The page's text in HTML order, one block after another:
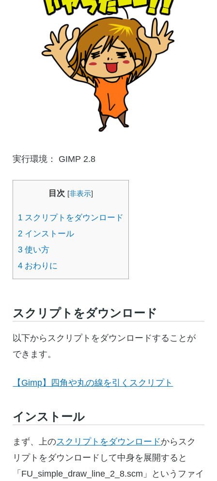
実行環境： GIMP 2.8
目次 [非表示]
1 スクリプトをダウンロード
2 インストール
3 使い方
4 おわりに
スクリプトをダウンロード
以下からスクリプトをダウンロードすることが
できます。
【Gimp】四角や丸の線を引くスクリプト
インストール
まず、上のスクリプトをダウンロードからスク
リプトをダウンロードして中身を展開すると
「FU_simple_draw_line_2_8.scm」というファイ